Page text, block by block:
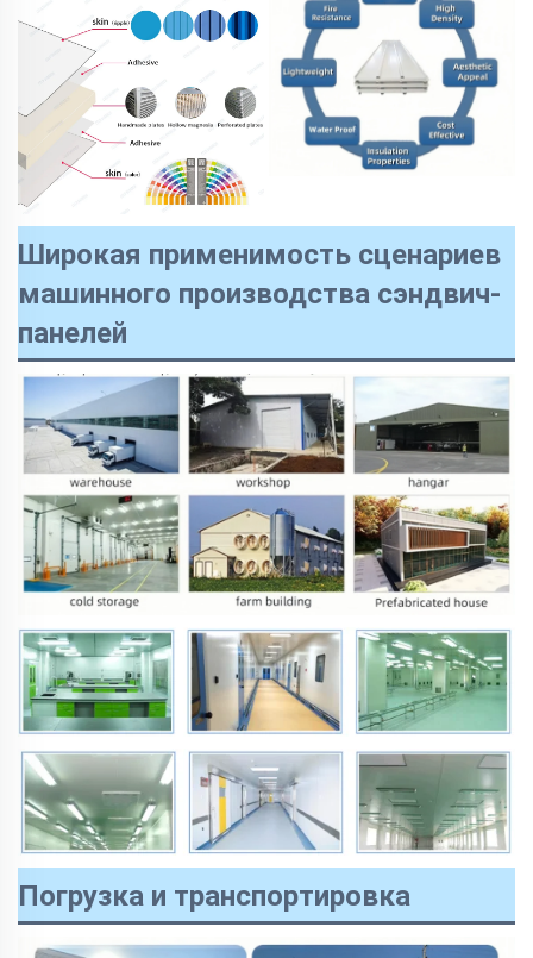
Широкая применимость сценариев
машинного производства сэндвич-
панелей
Погрузка и транспортировка